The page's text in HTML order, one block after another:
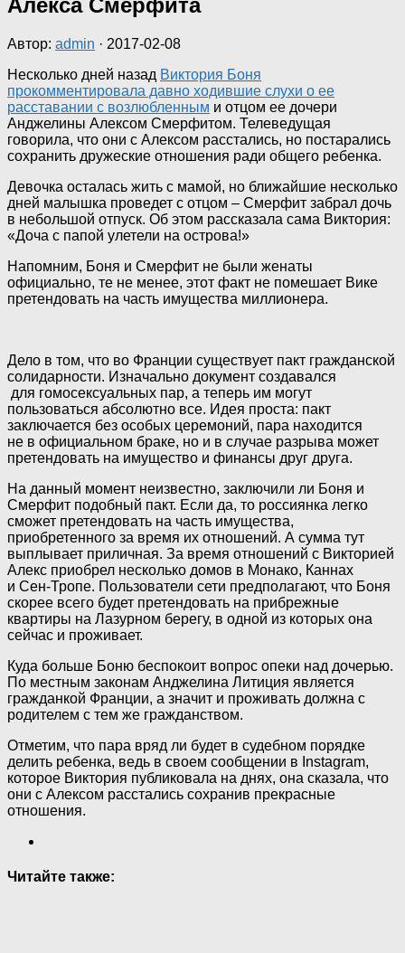
Алекса Смерфита
Автор: admin · 2017-02-08
Несколько дней назад Виктория Боня
прокомментировала давно ходившие слухи о ее
расставании с возлюбленным и отцом ее дочери
Анджелины Алексом Смерфитом. Телеведущая
говорила, что они с Алексом расстались, но постарались
сохранить дружеские отношения ради общего ребенка.
Девочка осталась жить с мамой, но ближайшие несколько
дней малышка проведет с отцом – Смерфит забрал дочь
в небольшой отпуск. Об этом рассказала сама Виктория:
«Доча с папой улетели на острова!»
Напомним, Боня и Смерфит не были женаты
официально, те не менее, этот факт не помешает Вике
претендовать на часть имущества миллионера.
Дело в том, что во Франции существует пакт гражданской
солидарности. Изначально документ создавался
для гомосексуальных пар, а теперь им могут
пользоваться абсолютно все. Идея проста: пакт
заключается без особых церемоний, пара находится
не в официальном браке, но и в случае разрыва может
претендовать на имущество и финансы друг друга.
На данный момент неизвестно, заключили ли Боня и
Смерфит подобный пакт. Если да, то россиянка легко
сможет претендовать на часть имущества,
приобретенного за время их отношений. А сумма тут
выплывает приличная. За время отношений с Викторией
Алекс приобрел несколько домов в Монако, Каннах
и Сен-Тропе. Пользователи сети предполагают, что Боня
скорее всего будет претендовать на прибрежные
квартиры на Лазурном берегу, в одной из которых она
сейчас и проживает.
Куда больше Боню беспокоит вопрос опеки над дочерью.
По местным законам Анджелина Литиция является
гражданкой Франции, а значит и проживать должна с
родителем с тем же гражданством.
Отметим, что пара вряд ли будет в судебном порядке
делить ребенка, ведь в своем сообщении в Instagram,
которое Виктория публиковала на днях, она сказала, что
они с Алексом расстались сохранив прекрасные
отношения.
Читайте также: